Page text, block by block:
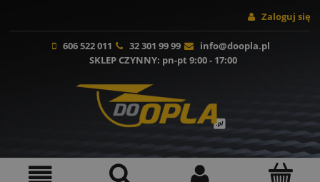
Zaloguj się
606 522 011 32 301 99 99
info@doopla.pl
SKLEP CZYNNY: pn-pt 9:00 - 17:00